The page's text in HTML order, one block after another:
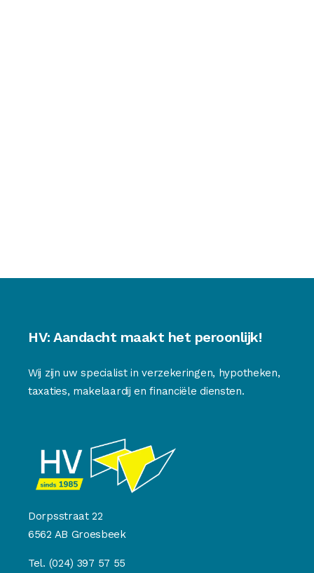
HV: Aandacht maakt het peroonlijk!
Wij zijn uw specialist in verzekeringen, hypotheken,
taxaties, makelaardij en financiële diensten.
Dorpsstraat 22
6562 AB Groesbeek
Tel. (024) 397 57 55